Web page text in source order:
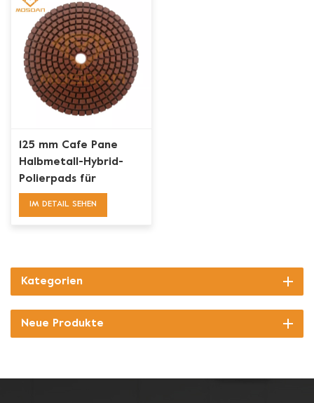
125 mm Cafe Pane
Halbmetall-Hybrid-
Polierpads für
Betonböden
IM DETAIL SEHEN
Kategorien
Neue Produkte